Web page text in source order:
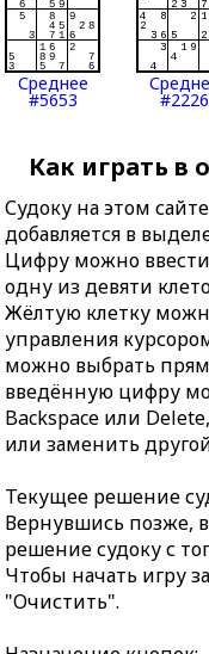
Среднее
#5653 #2226
Как играть в
Судоку на этом
добавляется в
Цифру можно ввести
одну из девяти
Жёлтую клетку
управления
можно выбрать
введённую цифру
Backspace или
или заменить
Текущее решение
Вернувшись позже,
решение судоку с
Чтобы начать игру
"Очистить".